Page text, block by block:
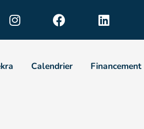
Calendrier Financement